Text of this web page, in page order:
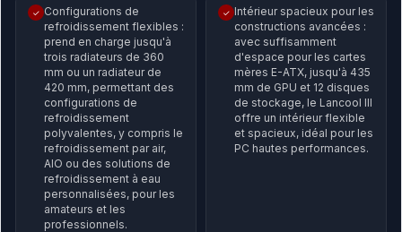
✓ Configurations de
refroidissement flexibles :
prend en charge jusqu'à
trois radiateurs de 360
mm ou un radiateur de
420 mm, permettant des
configurations de
refroidissement
polyvalentes, y compris le
refroidissement par air,
AIO ou des solutions de
refroidissement à eau
personnalisées, pour les
amateurs et les
professionnels.
✓ Intérieur spacieux pour les
constructions avancées :
avec suffisamment
d'espace pour les cartes
mères E-ATX, jusqu'à 435
mm de GPU et 12 disques
de stockage, le Lancool III
offre un intérieur flexible
et spacieux, idéal pour les
PC hautes performances.